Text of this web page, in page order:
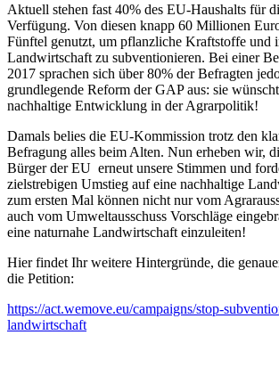
Aktuell stehen fast 40% des EU-Haushalts für
Verfügung. Von diesen knapp 60 Millionen
Fünftel genutzt, um pflanzliche Kraftstoffe und
Landwirtschaft zu subventionieren. Bei einer
2017 sprachen sich über 80% der Befragten
grundlegende Reform der GAP aus: sie
nachhaltige Entwicklung in der Agrarpolitik!
Damals belies die EU-Kommission trotz den
Befragung alles beim Alten. Nun erheben wir,
Bürger der EU erneut unsere Stimmen und
zielstrebigen Umstieg auf eine nachhaltige
zum ersten Mal können nicht nur vom
auch vom Umweltausschuss Vorschläge
eine naturnahe Landwirtschaft einzuleiten!
Hier findet Ihr weitere Hintergründe, die
die Petition:
https://act.wemove.eu/campaigns/stop-
landwirtschaft